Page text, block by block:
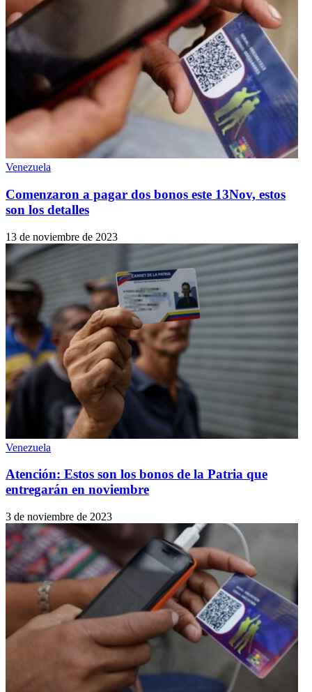
Venezuela
Comenzaron a pagar dos bonos este 13Nov, estos
son los detalles
13 de noviembre de 2023
Venezuela
Atención: Estos son los bonos de la Patria que
entregarán en noviembre
3 de noviembre de 2023